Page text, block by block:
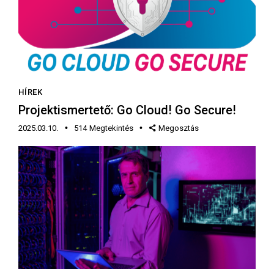
HÍREK
Projektismertető: Go Cloud! Go Secure!
2025.03.10. 514 Megtekintés Megosztás